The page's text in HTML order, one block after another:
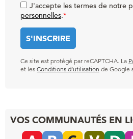
J'accepte les termes de notre
personnelles.*
Ce site est protégé par reCAPTCHA. La
et les Conditions d’utilisation de Google
VOS COMMUNAUTÉS EN